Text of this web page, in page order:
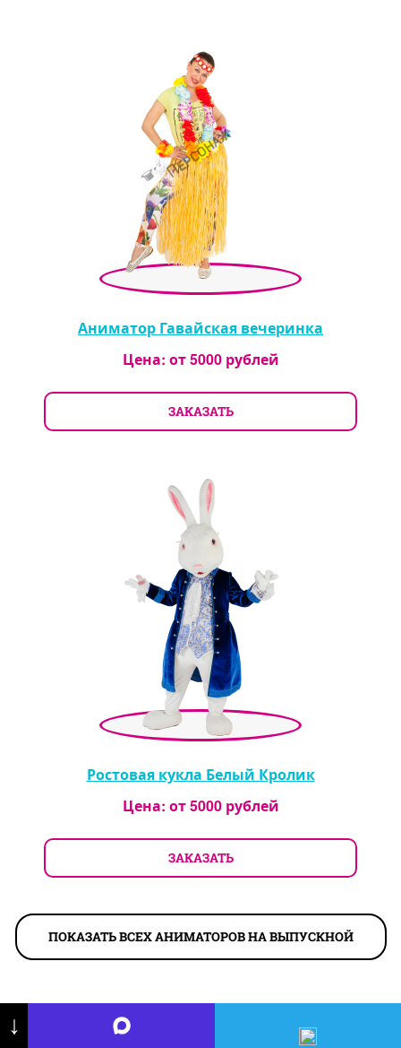
Аниматор Гавайская вечеринка
Цена: от5000рублей
ЗАКАЗАТЬ
Ростовая кукла Белый Кролик
Цена: от5000рублей
ЗАКАЗАТЬ
ПОКАЗАТЬ ВСЕХ АНИМАТОРОВ НА ВЫПУСКНОЙ
Аниматоры в Жуковском, в
↓